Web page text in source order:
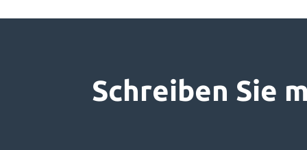
Schreiben Sie